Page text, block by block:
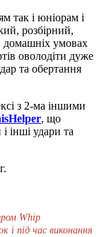
так і юніорам і
розбірний,
домашніх умовах
оволодіти дуже
та обертання
з 2-ма іншими
, що
інші удари та
Whip
і під час виконання